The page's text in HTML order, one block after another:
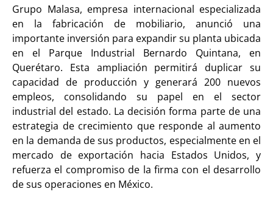
Grupo Malasa, empresa internacional especializada
en la fabricación de mobiliario, anunció una
importante inversión para expandir su planta ubicada
en el Parque Industrial Bernardo Quintana, en
Querétaro. Esta ampliación permitirá duplicar su
capacidad de producción y generará 200 nuevos
empleos, consolidando su papel en el sector
industrial del estado. La decisión forma parte de una
estrategia de crecimiento que responde al aumento
en la demanda de sus productos, especialmente en el
mercado de exportación hacia Estados Unidos, y
refuerza el compromiso de la firma con el desarrollo
de sus operaciones en México.